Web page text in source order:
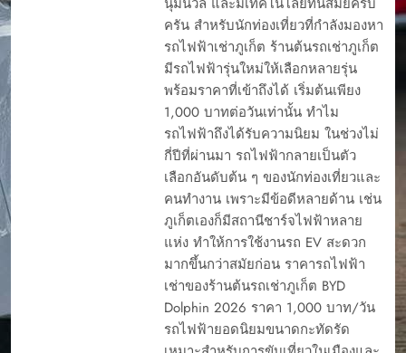
ครัน สำหรับนักท่องเที่ยวที่กำลังมองหา
รถไฟฟ้าเช่าภูเก็ต ร้านต้นรถเช่าภูเก็ต
มีรถไฟฟ้ารุ่นใหม่ให้เลือกหลายรุ่น
พร้อมราคาที่เข้าถึงได้ เริ่มต้นเพียง
1,000 บาทต่อวันเท่านั้น ทำไม
รถไฟฟ้าถึงได้รับความนิยม ในช่วงไม่
กี่ปีที่ผ่านมา รถไฟฟ้ากลายเป็นตัว
เลือกอันดับต้น ๆ ของนักท่องเที่ยวและ
คนทำงาน เพราะมีข้อดีหลายด้าน เช่น
ภูเก็ตเองก็มีสถานีชาร์จไฟฟ้าหลาย
แห่ง ทำให้การใช้งานรถ EV สะดวก
มากขึ้นกว่าสมัยก่อน ราคารถไฟฟ้า
เช่าของร้านต้นรถเช่าภูเก็ต BYD
Dolphin 2026 ราคา 1,000 บาท/วัน
รถไฟฟ้ายอดนิยมขนาดกะทัดรัด